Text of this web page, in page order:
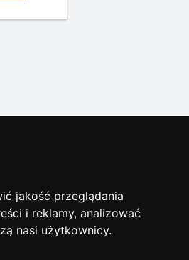
jakość przeglądania
i reklamy, analizować
nasi użytkownicy.